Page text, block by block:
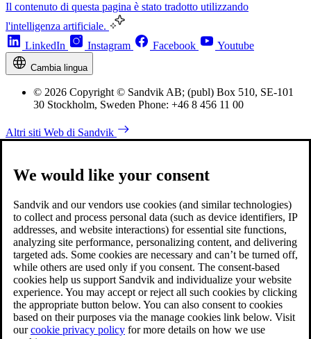
Il contenuto di questa pagina è stato tradotto utilizzando
l'intelligenza artificiale.
LinkedIn
Instagram Facebook Youtube
Cambia lingua
© 2026 Copyright © Sandvik AB; (publ) Box 510, SE-101
30 Stockholm, Sweden Phone: +46 8 456 11 00
Altri siti Web di Sandvik
We would like your consent
Sandvik and our vendors use cookies (and similar technologies)
to collect and process personal data (such as device identifiers, IP
addresses, and website interactions) for essential site functions,
analyzing site performance, personalizing content, and delivering
targeted ads. Some cookies are necessary and can’t be turned off,
while others are used only if you consent. The consent-based
cookies help us support Sandvik and individualize your website
experience. You may accept or reject all such cookies by clicking
the appropriate button below. You can also consent to cookies
based on their purposes via the manage cookies link below. Visit
ourcookie privacy policy for more details on how we use